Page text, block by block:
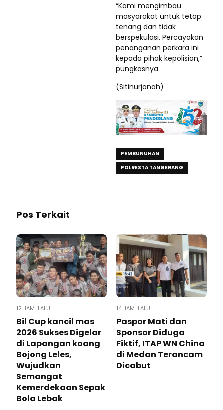
“Kami mengimbau
masyarakat untuk tetap
tenang dan tidak
berspekulasi. Percayakan
penanganan perkara ini
kepada pihak kepolisian,”
pungkasnya.
(Sitinurjanah)
PEMBUNUHAN
POLRESTA TANGERANG
Pos Terkait
12 JAM LALU
Bil Cup kancil mas
2026 Sukses Digelar
di Lapangan koang
Bojong Leles,
Wujudkan
Semangat
Kemerdekaan Sepak
Bola Lebak
14 JAM LALU
Paspor Mati dan
Sponsor Diduga
Fiktif, ITAP WN China
di Medan Terancam
Dicabut